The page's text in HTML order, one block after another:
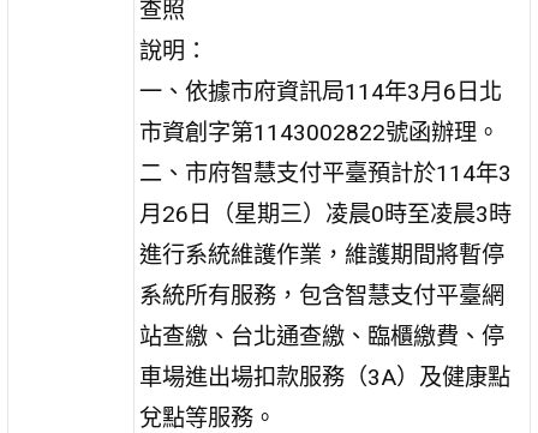
查照
說明：
一、依據市府資訊局114年3月6日北
市資創字第1143002822號函辦理。
二、市府智慧支付平臺預計於114年3
月26日（星期三）凌晨0時至凌晨3時
進行系統維護作業，維護期間將暫停
系統所有服務，包含智慧支付平臺網
站查繳、台北通查繳、臨櫃繳費、停
車場進出場扣款服務（3A）及健康點
兌點等服務。